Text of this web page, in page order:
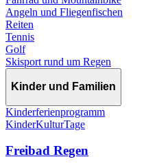
Angeln und Fliegenfischen
Reiten
Tennis
Golf
Skisport rund um Regen
Kinder und Familien
Kinderferienprogramm
KinderKulturTage
Freibad Regen